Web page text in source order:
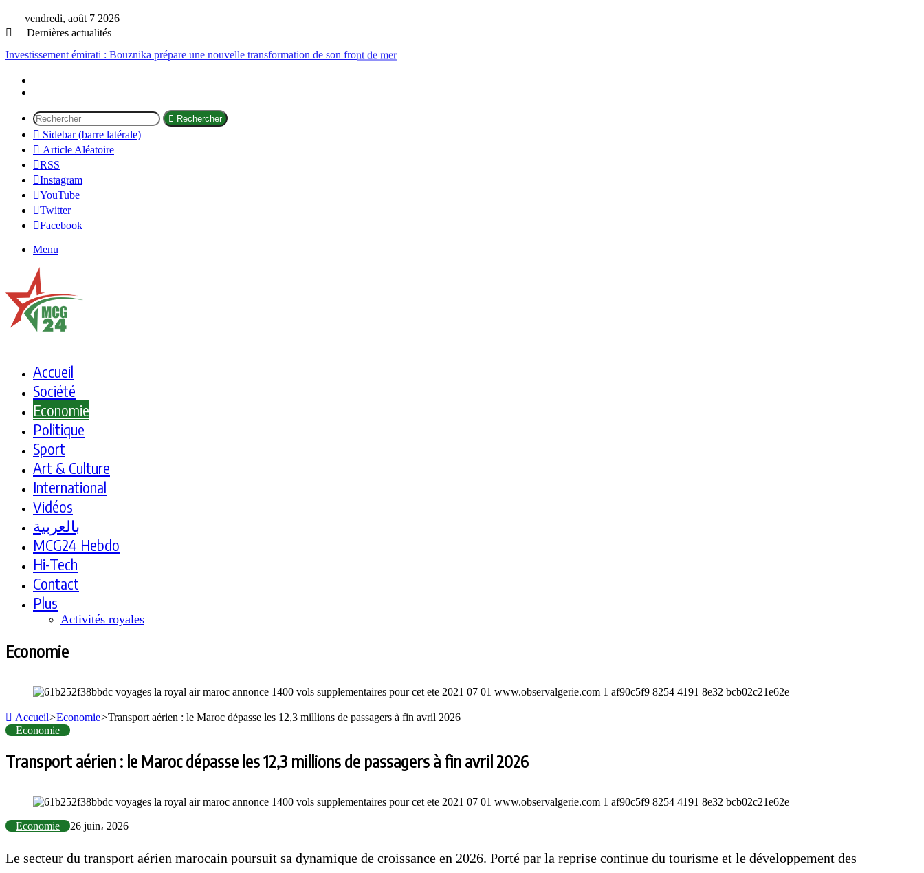
vendredi, août 7 2026
Dernières actualités
Investissement émirati : Bouznika prépare une nouvelle transformation de son front de mer
Rechercher
Sidebar (barre latérale)
Article Aléatoire
RSS
Instagram
YouTube
Twitter
Facebook
Menu
Accueil
Société
Economie
Politique
Sport
Art & Culture
International
Vidéos
بالعربية
MCG24 Hebdo
Hi-Tech
Contact
Plus
Activités royales
Economie
Accueil>Economie>Transport aérien : le Maroc dépasse les 12,3 millions de passagers à fin avril 2026
Economie
Transport aérien : le Maroc dépasse les 12,3 millions de passagers à fin avril 2026
Economie 26 juin، 2026
Le secteur du transport aérien marocain poursuit sa dynamique de croissance en 2026. Porté par la reprise continue du tourisme et le développement des